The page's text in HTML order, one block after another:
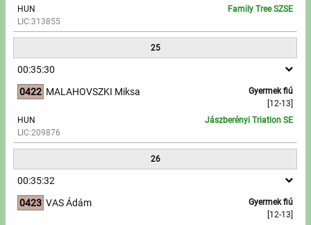
HUN
LIC:313855
Family Tree SZSE
25
00:35:30
0422
Gyermek fiú
[12-13]
MALAHOVSZKI Miksa
HUN
LIC:209876
Jászberényi Triatlon SE
26
00:35:32
0423
Gyermek fiú
[12-13]
VAS Ádám